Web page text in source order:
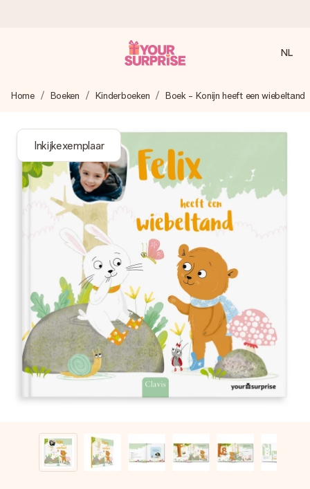
We maken jouw cadeau met zorg en zorgen dat het
4,8 (gebaseerd op +8.000 reviews)
Onze cadeaus worden gewaardeerd. Klanten beoordelen
ons met een 4,7 op Google Reviews
Gratis wenskaartje
Je maakt in een paar stappen iets unieks – met haar naam,
jullie foto of een boodschap die raakt. Zonder gedoe, maar
met alle aandacht voor het moment.
NL
Home Boeken Kinderboeken Boek - Konijn heeft een wiebeltand
Inkijkexemplaar